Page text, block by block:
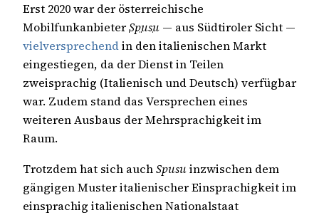
Erst 2020 war der österreichische
MobilfunkanbieterSpusu — aus Südtiroler Sicht —
vielversprechendin den italienischen Markt
eingestiegen, da der Dienst in Teilen
zweisprachig (Italienisch und Deutsch) verfügbar
war. Zudem stand das Versprechen eines
weiteren Ausbaus der Mehrsprachigkeit im
Raum.
Trotzdem hat sich auchSpusuinzwischen dem
gängigen Muster italienischer Einsprachigkeit im
einsprachig italienischen Nationalstaat